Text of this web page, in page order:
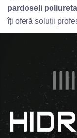
pardoseli
îți oferă soluții